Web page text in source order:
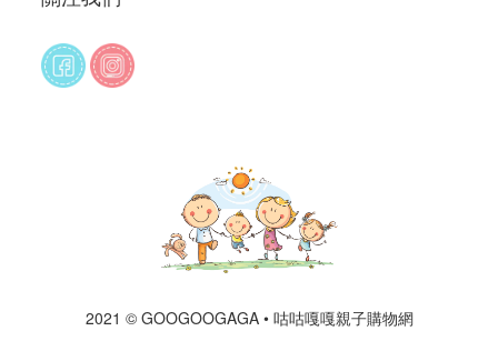
2021 © GOOGOOGAGA • 咕咕嘎嘎親子購物網